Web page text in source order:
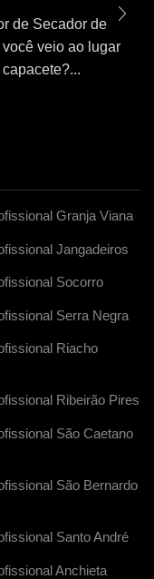
de Secador de
veio ao lugar
Granja Viana
Jangadeiros
Socorro
Serra Negra
Riacho
Ribeirão Pires
São Caetano
São Bernardo
Santo André
Anchieta